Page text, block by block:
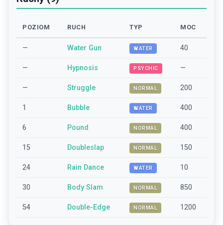
POZIOM RUCH TYP MOC
— Water Gun WATER 40
— Hypnosis PSYCHIC —
— Struggle NORMAL 200
1 Bubble WATER 400
6 Pound NORMAL 400
15 Doubleslap NORMAL 150
24 Rain Dance WATER 10
30 Body Slam NORMAL 850
54 Double-Edge NORMAL 1200